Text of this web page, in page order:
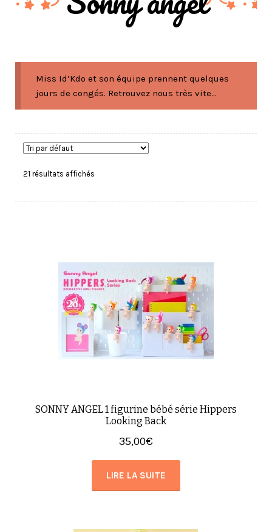
Miss Id’Kdo et son équipe prennent quelques
jours de congés. Retrouvez nous très vite...
21 résultats affichés
SONNY ANGEL 1 figurine bébé série Hippers
Looking Back
35,00€
LIRE LA SUITE